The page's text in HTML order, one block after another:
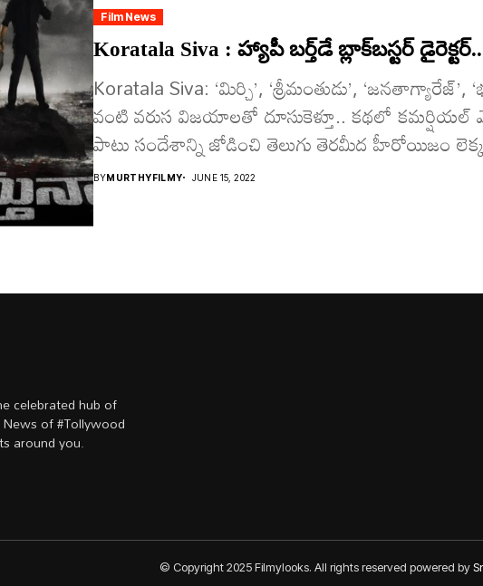
Film News
Koratala Siva : హ్యాపీ బర్త్‌డే బ్లాక్‌బస్టర్ డైరెక్టర్‌..
Koratala Siva: ‘మిర్చి’, ‘శ్రీమంతుడు’, ‘జనతాగ్యారేజ్’,
వంటి వరుస విజయాలతో దూసుకెళ్తూ.. కథలో
పాటు సందేశాన్ని జోడించి తెలుగు తెరమీద హీరోయిజం
BYMURTHYFILMY JUNE 15, 2022
celebrated hub of
News of #Tollywood
around you.
© Copyright 2025 Filmylooks. All rights reserved powered by